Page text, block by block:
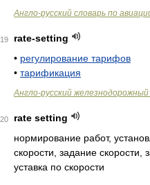
Англо-русский словарь по
19
rate-setting
• регулирование тарифов
• тарификация
Англо-русский железнодорожный
20
rate setting
нормирование работ,
скорости, задание скорости,
уставка по скорости